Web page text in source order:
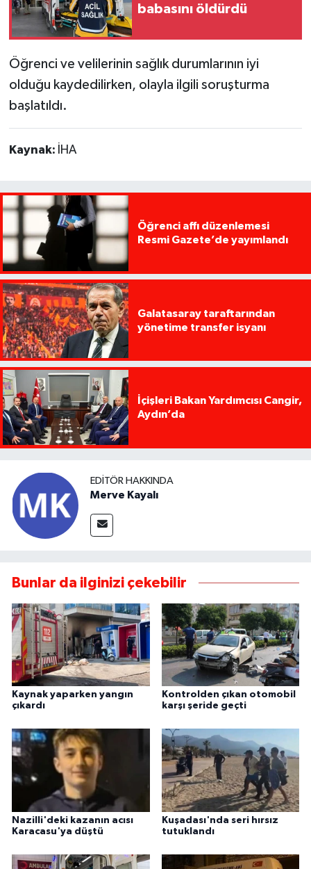
babasını öldürdü
Öğrenci ve velilerinin sağlık durumlarının iyi
olduğu kaydedilirken, olayla ilgili soruşturma
başlatıldı.
Kaynak: İHA
Öğrenci affı düzenlemesi
Resmi Gazete’de yayımlandı
Galatasaray taraftarından
yönetime transfer isyanı
İçişleri Bakan Yardımcısı Cangir,
Aydın’da
EDITÖR HAKKINDA
Merve Kayalı
Bunlar da ilginizi çekebilir
Kaynak yaparken yangın
çıkardı
Kontrolden çıkan otomobil
karşı şeride geçti
Nazilli'deki kazanın acısı
Karacasu'ya düştü
Kuşadası'nda seri hırsız
tutuklandı